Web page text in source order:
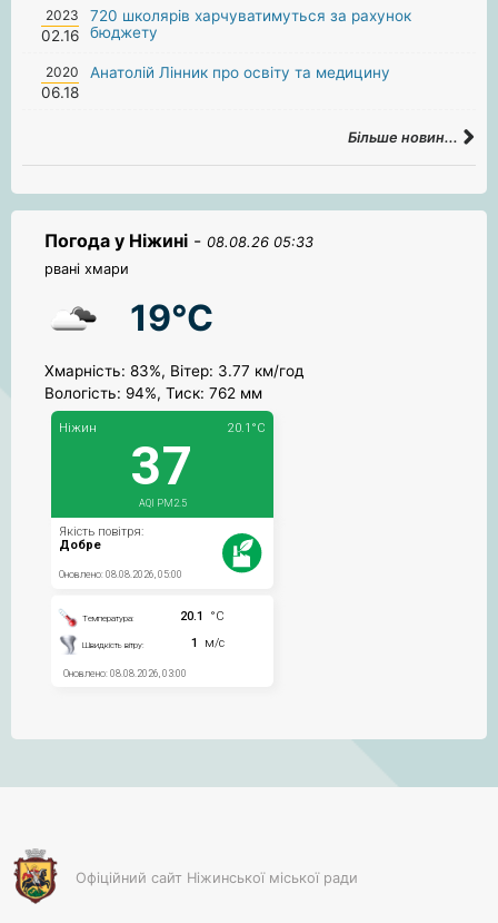
2023
02.16
720 школярів харчуватимуться за рахунок
бюджету
2020
06.18
Анатолій Лінник про освіту та медицину
Більше новин...
Погода у Ніжині - 08.08.26 05:33
рвані хмари
19°C
Хмарність: 83%, Вітер: 3.77 км/год
Вологість: 94%, Тиск: 762 мм
Офіційний сайт Ніжинської міської ради